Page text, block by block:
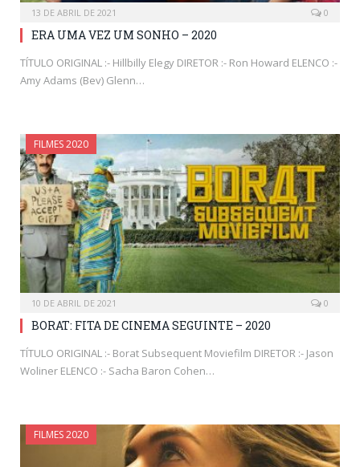
13 DE ABRIL DE 2021 0
ERA UMA VEZ UM SONHO – 2020
TÍTULO ORIGINAL :- Hillbilly Elegy DIRETOR :- Ron Howard ELENCO :-
Amy Adams (Bev) Glenn…
FILMES 2020
10 DE ABRIL DE 2021 0
BORAT: FITA DE CINEMA SEGUINTE – 2020
TÍTULO ORIGINAL :- Borat Subsequent Moviefilm DIRETOR :- Jason
Woliner ELENCO :- Sacha Baron Cohen…
FILMES 2020